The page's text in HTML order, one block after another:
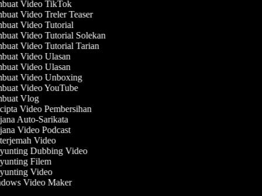
Video TikTok
Video Treler Teaser
Video Tutorial
Video Tutorial Solekan
Video Tutorial Tarian
Video Ulasan
Video Ulasan
Video Unboxing
Video YouTube
Vlog
Video Pembersihan
Auto-Sarikata
Video Podcast
Video
Dubbing Video
Filem
Video
Video Maker